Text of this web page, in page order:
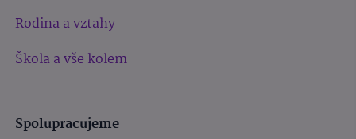
Rodina a vztahy
Škola a vše kolem
Spolupracujeme